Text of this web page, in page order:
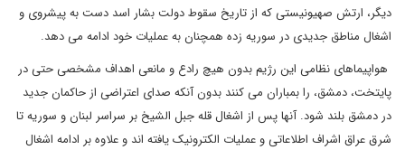
دیگر، ارتش صهیونیستی که از تاریخ سقوط دولت بشار اسد دست به پیشروی و
اشغال مناطق جدیدی در سوریه زده همچنان به عملیات خود ادامه می دهد.
هواپیماهای نظامی این رژیم بدون هیچ رادع و مانعی اهداف مشخصی حتی در
پایتخت، دمشق، را بمباران می کنند بدون آنکه صدای اعتراضی از حاکمان جدید
در دمشق بلند شود. آنها پس از اشغال قله جبل الشیخ بر سراسر لبنان و سوریه تا
شرق عراق اشراف اطلاعاتی و عملیات الکترونیک یافته اند و علاوه بر ادامه اشغال